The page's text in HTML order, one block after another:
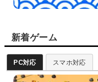
新着ゲーム
PC対応 スマホ対応